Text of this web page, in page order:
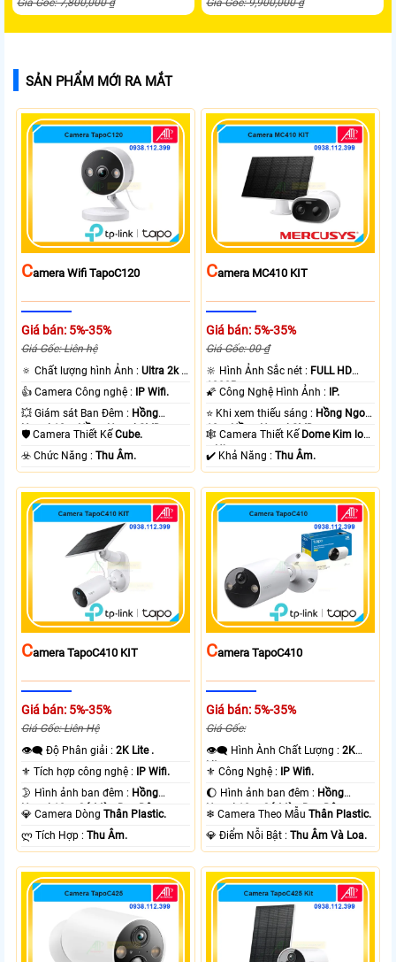
SẢN PHẨM MỚI RA MẮT
CAmera Wifi TapoC120
Giá bán: 5%-35%
Giá Gốc: Liên hệ
🔅 Chất lượng hình Ảnh :Ultra 2k +
.
👍 Camera Công nghệ :
IP Wifi.
💥 Giám sát Ban Đêm : Hồng
Ngoại 10m Hồng Ngoại SMD.
🛡 Camera Thiết KếCube.
️☣️ Chức Năng :Thu Âm.
CAmera MC410 KIT
Giá bán: 5%-35%
Giá Gốc: 00 ₫
🔆 Hình Ảnh Sắc nét : FULL HD
1080P .
🌠 Công Nghệ Hình Ảnh :
IP.
⭐ Khi xem thiếu sáng : Hồng Ngoại
10m Hồng Ngoại SMD.
🕸️ Camera Thiết Kế Dome Kim loại
+ Nhựa.
️✔️ Khả Năng :Thu Âm.
CAmera TapoC410 KIT
Giá bán: 5%-35%
Giá Gốc: Liên Hệ
👁️‍🗨 Độ Phân giải :2K Lite .
⚜️ Tích hợp công nghệ :
IP Wifi.
🌛 Hình ảnh ban đêm : Hồng
Ngoại 10m Có Màu Ban Ðêm.
💎 Camera DòngThân Plastic.
️ლ Tích Hợp :Thu Âm.
CAmera TapoC410
Giá bán: 5%-35%
Giá Gốc:
👁️‍🗨 Hình Ành Chất Lượng :2K
Lite .
⚜️ Công Nghệ :
IP Wifi.
🌔 Hình ảnh ban đêm : Hồng
Ngoại 10m Có Màu Ban Ðêm.
❄ Camera Theo MẫuThân Plastic.
️💎 Điểm Nỗi Bật :Thu Âm Và Loa.